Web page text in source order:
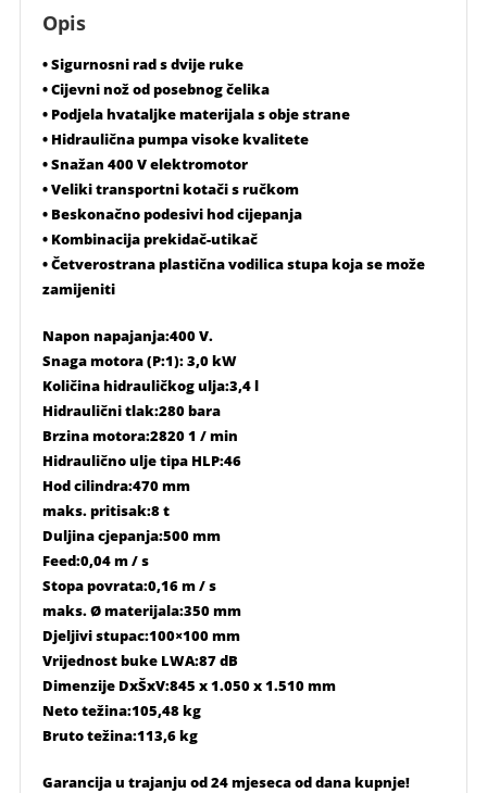
količina
Opis
• Sigurnosni rad s dvije ruke
• Cijevni nož od posebnog čelika
• Podjela hvataljke materijala s obje strane
• Hidraulična pumpa visoke kvalitete
• Snažan 400 V elektromotor
• Veliki transportni kotači s ručkom
• Beskonačno podesivi hod cijepanja
• Kombinacija prekidač-utikač
• Četverostrana plastična vodilica stupa koja se može
zamijeniti
Napon napajanja:400 V.
Snaga motora (P:1): 3,0 kW
Količina hidrauličkog ulja:3,4 l
Hidraulični tlak:280 bara
Brzina motora:2820 1 / min
Hidraulično ulje tipa HLP:46
Hod cilindra:470 mm
maks. pritisak:8 t
Duljina cjepanja:500 mm
Feed:0,04 m / s
Stopa povrata:0,16 m / s
maks. Ø materijala:350 mm
Djeljivi stupac:100×100 mm
Vrijednost buke LWA:87 dB
Dimenzije DxŠxV:845 x 1.050 x 1.510 mm
Neto težina:105,48 kg
Bruto težina:113,6 kg
Garancija u trajanju od 24 mjeseca od dana kupnje!